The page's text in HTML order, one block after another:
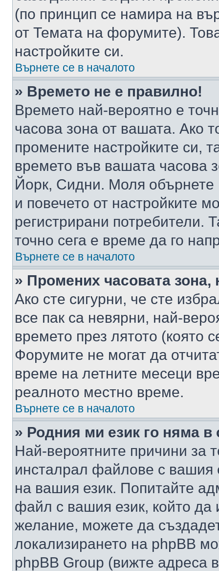
(по принцип се намира на
от Темата на форумите).
настройките си.
Върнете се в началото
» Времето не е правилно!
Времето най-вероятно е
часова зона от вашата. Ако
промените настройките си,
времето във вашата
Йорк, Сидни. Моля обърнете
и повечето от настройките
регистрирани потребители.
точно сега е време да го
Върнете се в началото
» Промених часовата
Ако сте сигурни, че сте
все пак са невярни, най-
времето през лятото (която
Форумите не могат да
време на летните месеци
реалното местно време.
Върнете се в началото
» Родния ми език го няма в
Най-вероятните причини за
инсталрал файлове с вашия
на вашия език. Попитайте
файл с вашия език, който да
желание, можете да
локализирането на phpBB
phpBB Group (вижте адреса